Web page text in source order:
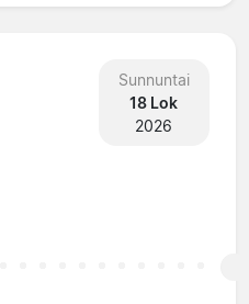
Sunnuntai
18 Lok
2026